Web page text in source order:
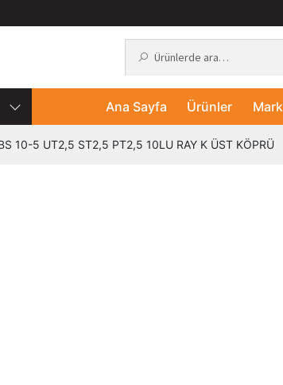
Ana Sayfa Ürünler
10-5 UT2,5 ST2,5 PT2,5 10LU RAY K ÜST KÖPRÜ